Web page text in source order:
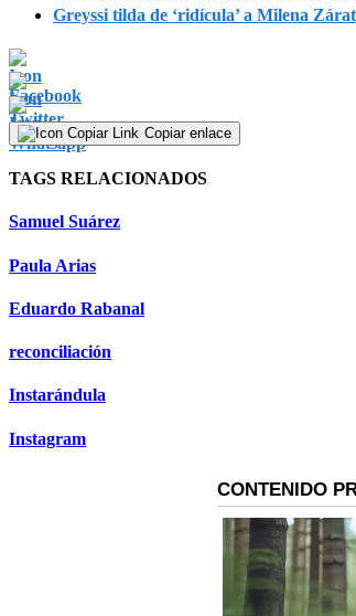
Greyssi tilda de ‘ridícula’ a Milena
Copiar enlace
TAGS RELACIONADOS
Samuel Suárez
Paula Arias
Eduardo Rabanal
reconciliación
Instarándula
Instagram